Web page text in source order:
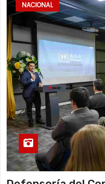
NACIONAL